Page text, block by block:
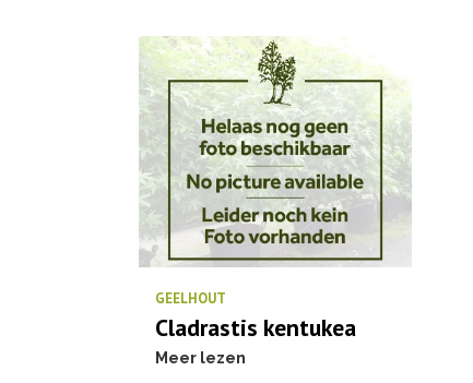
GEELHOUT
Cladrastis kentukea
Meer lezen